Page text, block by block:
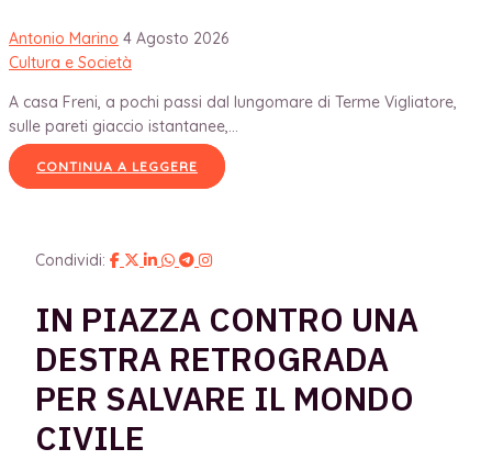
Antonio Marino 4 Agosto 2026
Cultura e Società
A casa Freni, a pochi passi dal lungomare di Terme Vigliatore,
sulle pareti giaccio istantanee,...
CONTINUA A LEGGERE
Condividi:
IN PIAZZA CONTRO UNA
DESTRA RETROGRADA
PER SALVARE IL MONDO
CIVILE